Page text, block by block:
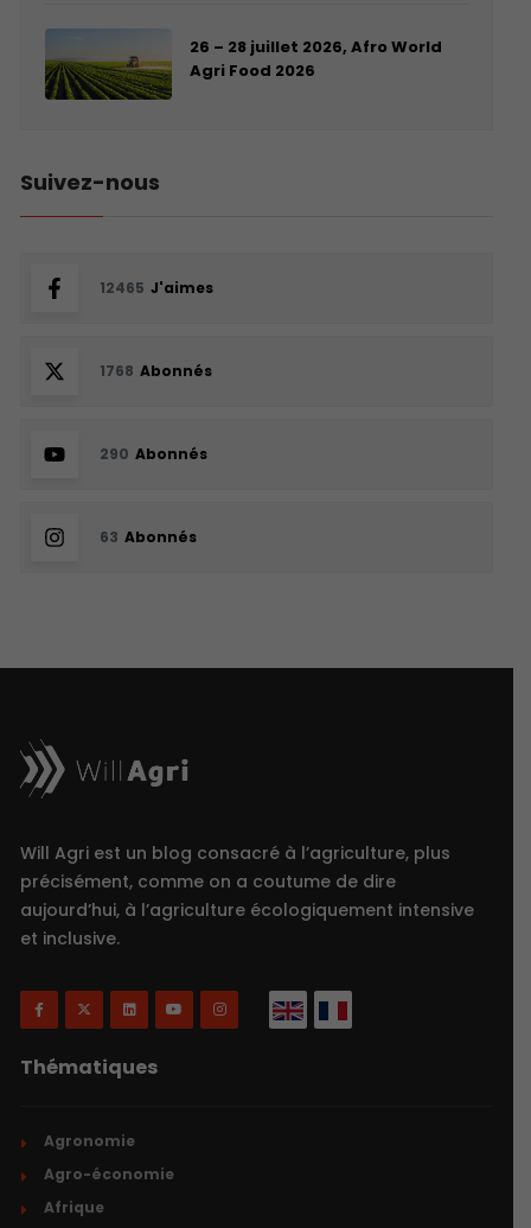
26 – 28 juillet 2026, Afro World
Agri Food 2026
Suivez-nous
12465 J'aimes
1768 Abonnés
290 Abonnés
63 Abonnés
Will Agri est un blog consacré à l’agriculture, plus
précisément, comme on a coutume de dire
aujourd’hui, à l’agriculture écologiquement intensive
et inclusive.
Thématiques
Agronomie
Agro-économie
Afrique